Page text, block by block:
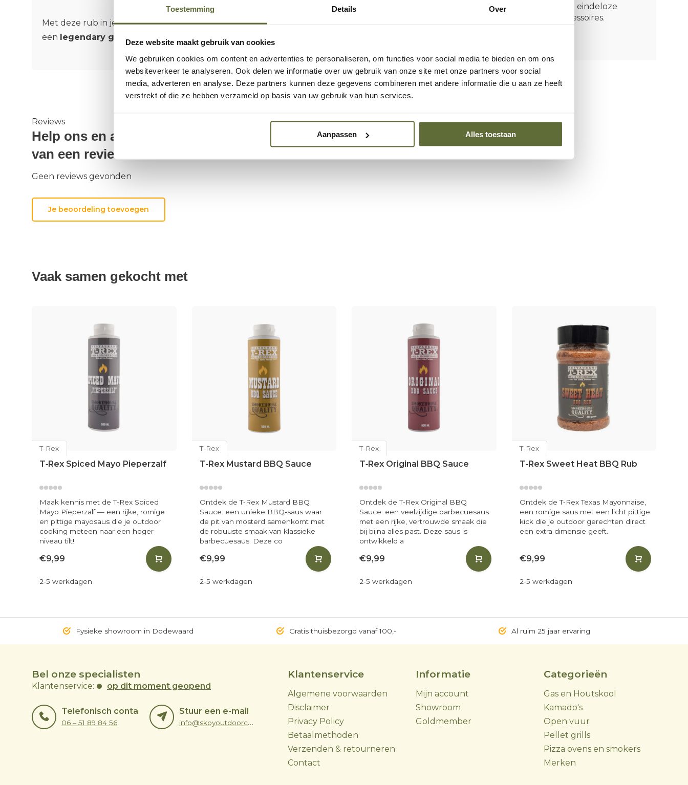
Toestemming Details Over
Deze website maakt gebruik van cookies
We gebruiken cookies om content en advertenties te personaliseren, om functies voor social media te bieden en om ons
websiteverkeer te analyseren. Ook delen we informatie over uw gebruik van onze site met onze partners voor social
media, adverteren en analyse. Deze partners kunnen deze gegevens combineren met andere informatie die u aan ze heeft
verstrekt of die ze hebben verzameld op basis van uw gebruik van hun services.
Aanpassen Alles toestaan
Met deze rub in je outdoor kitchen maak je van elke BBQ‑sessie
een legendary grill party waar smaak het middelpunt is.
rookhout, rubs én de eindeloze
wereld van BBQ-accessoires.
Reviews
Help ons en andere klanten door het schrijven
van een review
Geen reviews gevonden
Je beoordeling toevoegen
Vaak samen gekocht met
T-Rex
T‑Rex Spiced Mayo Pieperzalf
Maak kennis met de T‑Rex Spiced
Mayo Pieperzalf — een rijke, romige
en pittige mayosaus die je outdoor
cooking meteen naar een hoger
niveau tilt!
€9,99
2-5 werkdagen
T-Rex
T‑Rex Mustard BBQ Sauce
Ontdek de T‑Rex Mustard BBQ
Sauce: een unieke BBQ‑saus waar
de pit van mosterd samenkomt met
de robuuste smaak van klassieke
barbecuesaus. Deze co
€9,99
2-5 werkdagen
T-Rex
T‑Rex Original BBQ Sauce
Ontdek de T‑Rex Original BBQ
Sauce: een veelzijdige barbecuesaus
met een rijke, vertrouwde smaak die
bij bijna alles past. Deze saus is
ontwikkeld a
€9,99
2-5 werkdagen
T-Rex
T‑Rex Sweet Heat BBQ Rub
Ontdek de T‑Rex Texas Mayonnaise,
een romige saus met een licht pittige
kick die je outdoor gerechten direct
een extra dimensie geeft.
€9,99
2-5 werkdagen
Fysieke showroom in Dodewaard Gratis thuisbezorgd vanaf 100,- Al ruim 25 jaar ervaring
Bel onze specialisten
Klantenservice: op dit moment geopend
Telefonisch contact
06 – 51 89 84 56
Stuur een e-mail
info@skoyoutdoorcooking.nl
Klantenservice
Algemene voorwaarden
Disclaimer
Privacy Policy
Betaalmethoden
Verzenden & retourneren
Contact
Informatie
Mijn account
Showroom
Goldmember
Categorieën
Gas en Houtskool
Kamado's
Open vuur
Pellet grills
Pizza ovens en smokers
Merken